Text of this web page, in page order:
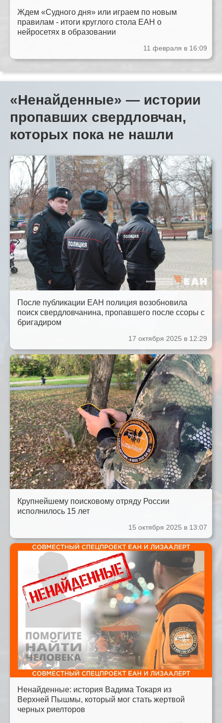
Ждем «Судного дня» или играем по новым
правилам - итоги круглого стола ЕАН о
нейросетях в образовании
11 февраля в 16:09
«Ненайденные» — истории
пропавших свердловчан,
которых пока не нашли
После публикации ЕАН полиция возобновила
поиск свердловчанина, пропавшего после ссоры с
бригадиром
17 октября 2025 в 12:29
Крупнейшему поисковому отряду России
исполнилось 15 лет
15 октября 2025 в 13:07
Ненайденные: история Вадима Токаря из
Верхней Пышмы, который мог стать жертвой
черных риелторов